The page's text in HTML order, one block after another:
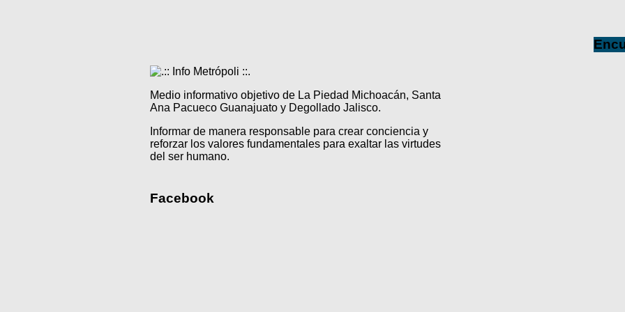
Medio informativo objetivo de La Piedad Michoacán, Santa
Ana Pacueco Guanajuato y Degollado Jalisco.
Informar de manera responsable para crear conciencia y
reforzar los valores fundamentales para exaltar las virtudes
del ser humano.
Facebook